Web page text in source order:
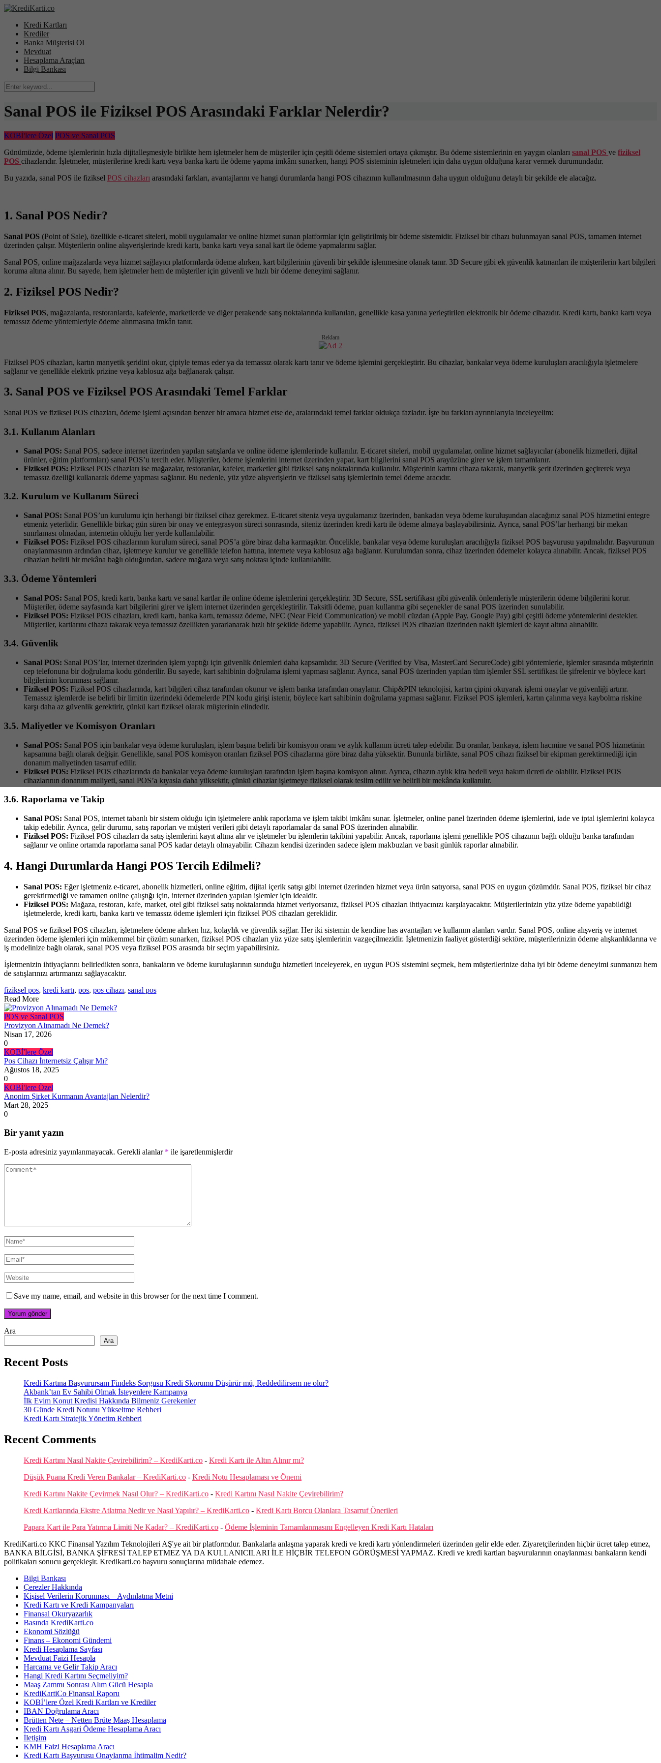
Kredi Kartları
Krediler
Banka Müşterisi Ol
Mevduat
Hesaplama Araçları
Bilgi Bankası
Sanal POS ile Fiziksel POS Arasındaki Farklar Nelerdir?
KOBİ'lere Özel POS ve Sanal POS
Günümüzde, ödeme işlemlerinin hızla dijitalleşmesiyle birlikte hem işletmeler hem de müşteriler için çeşitli ödeme sistemleri ortaya çıkmıştır. Bu ödeme sistemlerinin en yaygın olanları sanal POS ve fiziksel
POS cihazlarıdır. İşletmeler, müşterilerine kredi kartı veya banka kartı ile ödeme yapma imkânı sunarken, hangi POS sisteminin işletmeleri için daha uygun olduğuna karar vermek durumundadır.
Bu yazıda, sanal POS ile fiziksel POS cihazları arasındaki farkları, avantajlarını ve hangi durumlarda hangi POS cihazının kullanılmasının daha uygun olduğunu detaylı bir şekilde ele alacağız.
1. Sanal POS Nedir?
Sanal POS (Point of Sale), özellikle e-ticaret siteleri, mobil uygulamalar ve online hizmet sunan platformlar için geliştirilmiş bir ödeme sistemidir. Fiziksel bir cihazı bulunmayan sanal POS, tamamen internet
üzerinden çalışır. Müşterilerin online alışverişlerinde kredi kartı, banka kartı veya sanal kart ile ödeme yapmalarını sağlar.
Sanal POS, online mağazalarda veya hizmet sağlayıcı platformlarda ödeme alırken, kart bilgilerinin güvenli bir şekilde işlenmesine olanak tanır. 3D Secure gibi ek güvenlik katmanları ile müşterilerin kart bilgileri
koruma altına alınır. Bu sayede, hem işletmeler hem de müşteriler için güvenli ve hızlı bir ödeme deneyimi sağlanır.
2. Fiziksel POS Nedir?
Fiziksel POS, mağazalarda, restoranlarda, kafelerde, marketlerde ve diğer perakende satış noktalarında kullanılan, genellikle kasa yanına yerleştirilen elektronik bir ödeme cihazıdır. Kredi kartı, banka kartı veya
temassız ödeme yöntemleriyle ödeme alınmasına imkân tanır.
Reklam
Fiziksel POS cihazları, kartın manyetik şeridini okur, çipiyle temas eder ya da temassız olarak kartı tanır ve ödeme işlemini gerçekleştirir. Bu cihazlar, bankalar veya ödeme kuruluşları aracılığıyla işletmelere
sağlanır ve genellikle elektrik prizine veya kablosuz ağa bağlanarak çalışır.
3. Sanal POS ve Fiziksel POS Arasındaki Temel Farklar
Sanal POS ve fiziksel POS cihazları, ödeme işlemi açısından benzer bir amaca hizmet etse de, aralarındaki temel farklar oldukça fazladır. İşte bu farkları ayrıntılarıyla inceleyelim:
3.1. Kullanım Alanları
Sanal POS: Sanal POS, sadece internet üzerinden yapılan satışlarda ve online ödeme işlemlerinde kullanılır. E-ticaret siteleri, mobil uygulamalar, online hizmet sağlayıcılar (abonelik hizmetleri, dijital
ürünler, eğitim platformları) sanal POS’u tercih eder. Müşteriler, ödeme işlemlerini internet üzerinden yapar, kart bilgilerini sanal POS arayüzüne girer ve işlem tamamlanır.
Fiziksel POS: Fiziksel POS cihazları ise mağazalar, restoranlar, kafeler, marketler gibi fiziksel satış noktalarında kullanılır. Müşterinin kartını cihaza takarak, manyetik şerit üzerinden geçirerek veya
temassız özelliği kullanarak ödeme yapması sağlanır. Bu nedenle, yüz yüze alışverişlerin ve fiziksel satış işlemlerinin temel ödeme aracıdır.
3.2. Kurulum ve Kullanım Süreci
Sanal POS: Sanal POS’un kurulumu için herhangi bir fiziksel cihaz gerekmez. E-ticaret siteniz veya uygulamanız üzerinden, bankadan veya ödeme kuruluşundan alacağınız sanal POS hizmetini entegre
etmeniz yeterlidir. Genellikle birkaç gün süren bir onay ve entegrasyon süreci sonrasında, siteniz üzerinden kredi kartı ile ödeme almaya başlayabilirsiniz. Ayrıca, sanal POS’lar herhangi bir mekan
sınırlaması olmadan, internetin olduğu her yerde kullanılabilir.
Fiziksel POS: Fiziksel POS cihazlarının kurulum süreci, sanal POS’a göre biraz daha karmaşıktır. Öncelikle, bankalar veya ödeme kuruluşları aracılığıyla fiziksel POS başvurusu yapılmalıdır. Başvurunun
onaylanmasının ardından cihaz, işletmeye kurulur ve genellikle telefon hattına, internete veya kablosuz ağa bağlanır. Kurulumdan sonra, cihaz üzerinden ödemeler kolayca alınabilir. Ancak, fiziksel POS
cihazları belirli bir mekâna bağlı olduğundan, sadece mağaza veya satış noktası içinde kullanılabilir.
3.3. Ödeme Yöntemleri
Sanal POS: Sanal POS, kredi kartı, banka kartı ve sanal kartlar ile online ödeme işlemlerini gerçekleştirir. 3D Secure, SSL sertifikası gibi güvenlik önlemleriyle müşterilerin ödeme bilgilerini korur.
Müşteriler, ödeme sayfasında kart bilgilerini girer ve işlem internet üzerinden gerçekleştirilir. Taksitli ödeme, puan kullanma gibi seçenekler de sanal POS üzerinden sunulabilir.
Fiziksel POS: Fiziksel POS cihazları, kredi kartı, banka kartı, temassız ödeme, NFC (Near Field Communication) ve mobil cüzdan (Apple Pay, Google Pay) gibi çeşitli ödeme yöntemlerini destekler.
Müşteriler, kartlarını cihaza takarak veya temassız özellikten yararlanarak hızlı bir şekilde ödeme yapabilir. Ayrıca, fiziksel POS cihazları üzerinden nakit işlemleri de kayıt altına alınabilir.
3.4. Güvenlik
Sanal POS: Sanal POS’lar, internet üzerinden işlem yaptığı için güvenlik önlemleri daha kapsamlıdır. 3D Secure (Verified by Visa, MasterCard SecureCode) gibi yöntemlerle, işlemler sırasında müşterinin
cep telefonuna bir doğrulama kodu gönderilir. Bu sayede, kart sahibinin doğrulama işlemi yapması sağlanır. Ayrıca, sanal POS üzerinden yapılan tüm işlemler SSL sertifikası ile şifrelenir ve böylece kart
bilgilerinin korunması sağlanır.
Fiziksel POS: Fiziksel POS cihazlarında, kart bilgileri cihaz tarafından okunur ve işlem banka tarafından onaylanır. Chip&PIN teknolojisi, kartın çipini okuyarak işlemi onaylar ve güvenliği artırır.
Temassız işlemlerde ise belirli bir limitin üzerindeki ödemelerde PIN kodu girişi istenir, böylece kart sahibinin doğrulama yapması sağlanır. Fiziksel POS işlemleri, kartın çalınma veya kaybolma riskine
karşı daha az güvenlik gerektirir, çünkü kart fiziksel olarak müşterinin elindedir.
3.5. Maliyetler ve Komisyon Oranları
Sanal POS: Sanal POS için bankalar veya ödeme kuruluşları, işlem başına belirli bir komisyon oranı ve aylık kullanım ücreti talep edebilir. Bu oranlar, bankaya, işlem hacmine ve sanal POS hizmetinin
kapsamına bağlı olarak değişir. Genellikle, sanal POS komisyon oranları fiziksel POS cihazlarına göre biraz daha yüksektir. Bununla birlikte, sanal POS cihazı fiziksel bir ekipman gerektirmediği için
donanım maliyetinden tasarruf edilir.
Fiziksel POS: Fiziksel POS cihazlarında da bankalar veya ödeme kuruluşları tarafından işlem başına komisyon alınır. Ayrıca, cihazın aylık kira bedeli veya bakım ücreti de olabilir. Fiziksel POS
cihazlarının donanım maliyeti, sanal POS’a kıyasla daha yüksektir, çünkü cihazlar işletmeye fiziksel olarak teslim edilir ve belirli bir mekânda kullanılır.
3.6. Raporlama ve Takip
Sanal POS: Sanal POS, internet tabanlı bir sistem olduğu için işletmelere anlık raporlama ve işlem takibi imkânı sunar. İşletmeler, online panel üzerinden ödeme işlemlerini, iade ve iptal işlemlerini kolayca
takip edebilir. Ayrıca, gelir durumu, satış raporları ve müşteri verileri gibi detaylı raporlamalar da sanal POS üzerinden alınabilir.
Fiziksel POS: Fiziksel POS cihazları da satış işlemlerini kayıt altına alır ve işletmeler bu işlemlerin takibini yapabilir. Ancak, raporlama işlemi genellikle POS cihazının bağlı olduğu banka tarafından
sağlanır ve online ortamda raporlama sanal POS kadar detaylı olmayabilir. Cihazın kendisi üzerinden sadece işlem makbuzları ve basit günlük raporlar alınabilir.
4. Hangi Durumlarda Hangi POS Tercih Edilmeli?
Sanal POS: Eğer işletmeniz e-ticaret, abonelik hizmetleri, online eğitim, dijital içerik satışı gibi internet üzerinden hizmet veya ürün satıyorsa, sanal POS en uygun çözümdür. Sanal POS, fiziksel bir cihaz
gerektirmediği ve tamamen online çalıştığı için, internet üzerinden yapılan işlemler için idealdir.
Fiziksel POS: Mağaza, restoran, kafe, market, otel gibi fiziksel satış noktalarında hizmet veriyorsanız, fiziksel POS cihazları ihtiyacınızı karşılayacaktır. Müşterilerinizin yüz yüze ödeme yapabildiği
işletmelerde, kredi kartı, banka kartı ve temassız ödeme işlemleri için fiziksel POS cihazları gereklidir.
Sanal POS ve fiziksel POS cihazları, işletmelere ödeme alırken hız, kolaylık ve güvenlik sağlar. Her iki sistemin de kendine has avantajları ve kullanım alanları vardır. Sanal POS, online alışveriş ve internet
üzerinden ödeme işlemleri için mükemmel bir çözüm sunarken, fiziksel POS cihazları yüz yüze satış işlemlerinin vazgeçilmezidir. İşletmenizin faaliyet gösterdiği sektöre, müşterilerinizin ödeme alışkanlıklarına ve
iş modelinize bağlı olarak, sanal POS veya fiziksel POS arasında bir seçim yapabilirsiniz.
İşletmenizin ihtiyaçlarını belirledikten sonra, bankaların ve ödeme kuruluşlarının sunduğu hizmetleri inceleyerek, en uygun POS sistemini seçmek, hem müşterilerinize daha iyi bir ödeme deneyimi sunmanızı hem
de satışlarınızı artırmanızı sağlayacaktır.
fiziksel pos, kredi kartı, pos, pos cihazı, sanal pos
Read More
POS ve Sanal POS
Provizyon Alınamadı Ne Demek?
Nisan 17, 2026
0
KOBİ'lere Özel
Pos Cihazı İnternetsiz Çalışır Mı?
Ağustos 18, 2025
0
KOBİ'lere Özel
Anonim Şirket Kurmanın Avantajları Nelerdir?
Mart 28, 2025
0
Bir yanıt yazın
E-posta adresiniz yayınlanmayacak. Gerekli alanlar * ile işaretlenmişlerdir
Save my name, email, and website in this browser for the next time I comment.
Ara
Ara
Recent Posts
Kredi Kartına Başvurursam Findeks Sorgusu Kredi Skorumu Düşürür mü, Reddedilirsem ne olur?
Akbank’tan Ev Sahibi Olmak İsteyenlere Kampanya
İlk Evim Konut Kredisi Hakkında Bilmeniz Gerekenler
30 Günde Kredi Notunu Yükseltme Rehberi
Kredi Kartı Stratejik Yönetim Rehberi
Recent Comments
Kredi Kartını Nasıl Nakite Çevirebilirim? – KrediKarti.co - Kredi Kartı ile Altın Alınır mı?
Düşük Puana Kredi Veren Bankalar – KrediKarti.co - Kredi Notu Hesaplaması ve Önemi
Kredi Kartını Nakite Çevirmek Nasıl Olur? – KrediKarti.co - Kredi Kartını Nasıl Nakite Çevirebilirim?
Kredi Kartlarında Ekstre Atlatma Nedir ve Nasıl Yapılır? – KrediKarti.co - Kredi Kartı Borcu Olanlara Tasarruf Önerileri
Papara Kart ile Para Yatırma Limiti Ne Kadar? – KrediKarti.co - Ödeme İşleminin Tamamlanmasını Engelleyen Kredi Kartı Hataları
KrediKarti.co KKC Finansal Yazılım Teknolojileri AŞ'ye ait bir platformdur. Bankalarla anlaşma yaparak kredi ve kredi kartı yönlendirmeleri üzerinden gelir elde eder. Ziyaretçilerinden hiçbir ücret talep etmez,
BANKA BİLGİSİ, BANKA ŞİFRESİ TALEP ETMEZ YA DA KULLANICILARI İLE HİÇBİR TELEFON GÖRÜŞMESİ YAPMAZ. Kredi ve kredi kartları başvurularının onaylanması bankaların kendi
politikaları sonucu gerçekleşir. Kredikarti.co başvuru sonuçlarına müdahale edemez.
Bilgi Bankası
Çerezler Hakkında
Kişisel Verilerin Korunması – Aydınlatma Metni
Kredi Kartı ve Kredi Kampanyaları
Finansal Okuryazarlık
Basında KrediKarti.co
Ekonomi Sözlüğü
Finans – Ekonomi Gündemi
Kredi Hesaplama Sayfası
Mevduat Faizi Hesapla
Harcama ve Gelir Takip Aracı
Hangi Kredi Kartını Seçmeliyim?
Maaş Zammı Sonrası Alım Gücü Hesapla
KrediKartiCo Finansal Raporu
KOBİ’lere Özel Kredi Kartları ve Krediler
IBAN Doğrulama Aracı
Brütten Nete – Netten Brüte Maaş Hesaplama
Kredi Kartı Asgari Ödeme Hesaplama Aracı
İletişim
KMH Faizi Hesaplama Aracı
Kredi Kartı Başvurusu Onaylanma İhtimalim Nedir?